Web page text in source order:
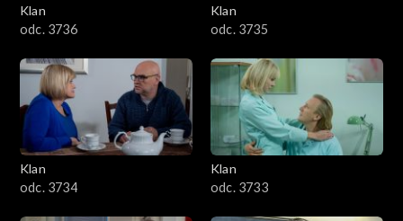
Klan
odc. 3736
Klan
odc. 3735
Klan
odc. 3734
Klan
odc. 3733